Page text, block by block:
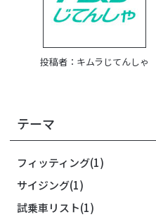
投稿者： キムラじてんしゃ
テーマ
フィッティング(1)
サイジング(1)
試乗車リスト(1)